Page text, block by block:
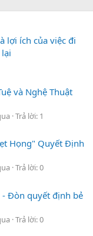
lợi ích của việc đi
và Nghệ Thuật
Trả lời: 1
Họng" Quyết Định
Trả lời: 0
- Đòn quyết định bẻ
Trả lời: 0